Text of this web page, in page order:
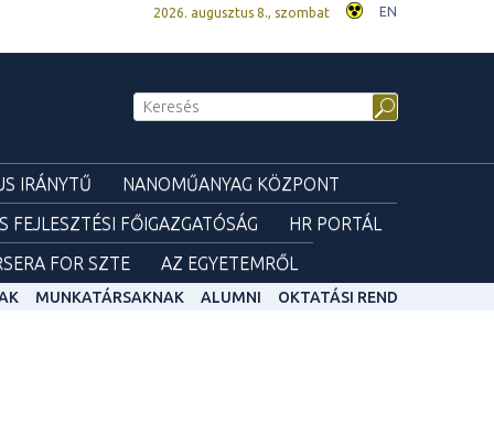
2026. augusztus 8., szombat EN
IRÁNYTŰ
NANOMŰANYAG KÖZPONT
FEJLESZTÉSI FŐIGAZGATÓSÁG
HR PORTÁL
FOR SZTE AZ EGYETEMRŐL
MUNKATÁRSAKNAK ALUMNI OKTATÁSI REND